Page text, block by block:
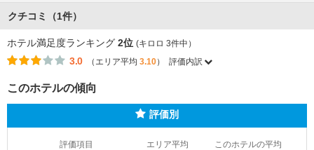
クチコミ（1件）
ホテル満足度ランキング 2位 (キロロ 3件中）
3.0 （エリア平均 3.10） 評価内訳
このホテルの傾向
評価別
評価項目 エリア平均 このホテルの平均